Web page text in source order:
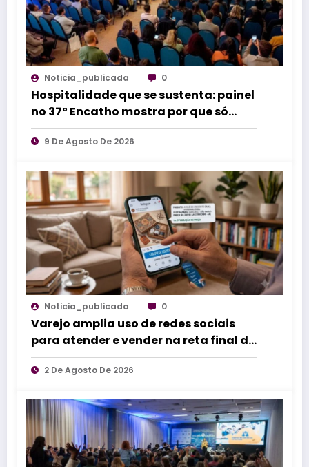
Noticia_publicada 0
Hospitalidade que se sustenta: painel
no 37º Encatho mostra por que só
treinar equipes não resolve
9 De Agosto De 2026
Noticia_publicada 0
Varejo amplia uso de redes sociais
para atender e vender na reta final do
Dia dos Pais
2 De Agosto De 2026